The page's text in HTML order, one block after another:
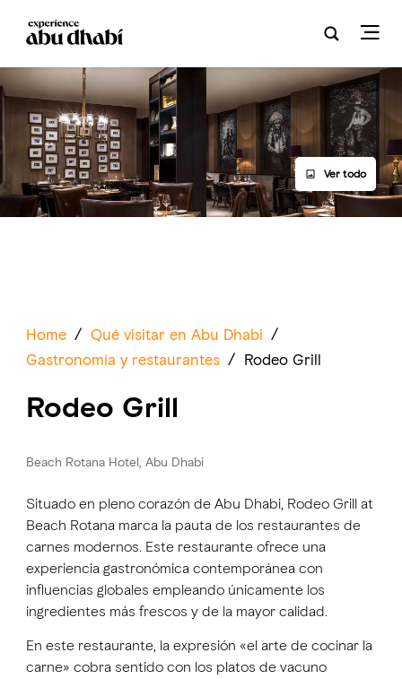
Ver todo
Home / Qué visitar en Abu Dhabi /
Gastronomía y restaurantes / Rodeo Grill
Rodeo Grill
Beach Rotana Hotel, Abu Dhabi
Situado en pleno corazón de Abu Dhabi, Rodeo Grill at
Beach Rotana marca la pauta de los restaurantes de
carnes modernos. Este restaurante ofrece una
experiencia gastronómica contemporánea con
influencias globales empleando únicamente los
ingredientes más frescos y de la mayor calidad.
En este restaurante, la expresión «el arte de cocinar la
carne» cobra sentido con los platos de vacuno